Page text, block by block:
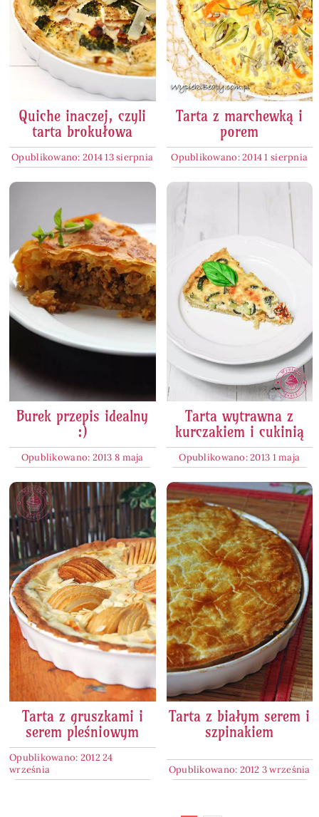
Quiche inaczej, czyli
tarta brokułowa
Opublikowano: 2014 13 sierpnia
Tarta z marchewką i
porem
Opublikowano: 2014 1 sierpnia
Burek przepis idealny
:)
Opublikowano: 2013 8 maja
Tarta wytrawna z
kurczakiem i cukinią
Opublikowano: 2013 1 maja
Tarta z gruszkami i
serem pleśniowym
Opublikowano: 2012 24
września
Tarta z białym serem i
szpinakiem
Opublikowano: 2012 3 września